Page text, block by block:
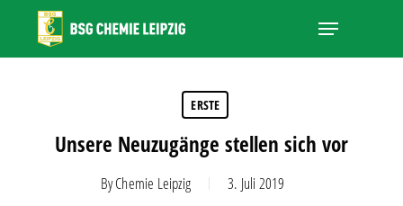
main
Menu
ERSTE
Unsere Neuzugänge stellen sich vor
ByChemie Leipzig 3. Juli 2019
Close